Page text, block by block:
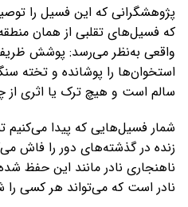
پژوهشگرانی که این فسیل را
که فسیل‌های تقلبی از همان
واقعی به‌نظر می‌رسد: پوشش
استخوان‌ها را پوشانده و تخته
سالم است و هیچ ترک یا اثری
شمار فسیل‌هایی که پیدا
زنده در گذشته‌های دور را فاش
ناهنجاری نادر مانند این حفظ
نادر است که می‌تواند هر کسی